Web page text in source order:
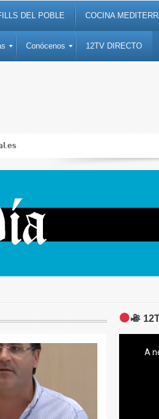
DEL POBLE COCINA
Conócenos 12TV DIRECTO
Periodismo
A